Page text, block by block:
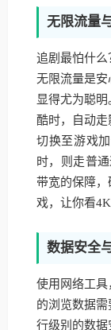
无限流量
追剧最怕什
无限流量是
显得尤为聪
酷时，自动
切换至游戏
时，则走普
带宽的保障
戏，让你看
数据安全
使用网络工
的浏览数据
行级别的数